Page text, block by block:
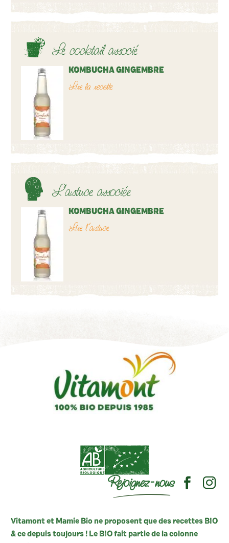
Le cocktail associé
KOMBUCHA GINGEMBRE
Lire la recette
L’astuce associée
KOMBUCHA GINGEMBRE
Lire l’astuce
Rejoignez-nous
Vitamont et Mamie Bio ne proposent que des recettes BIO
& ce depuis toujours ! Le BIO fait partie de la colonne